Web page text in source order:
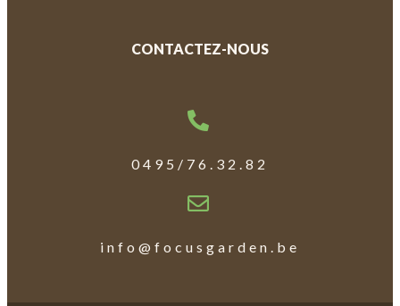
CONTACTEZ-NOUS
0495/76.32.82
info@focusgarden.be